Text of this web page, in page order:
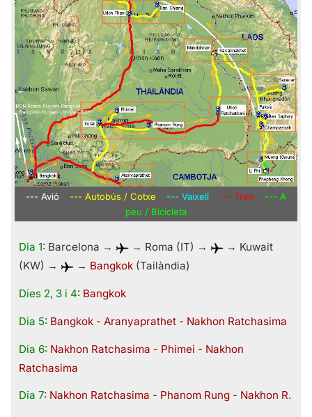
--- Avió --- Autobús / Cotxe --- Vaixell --- Tren
--- A
peu / Bicicleta
Dia 1: Barcelona → → Roma (IT) →
→ Kuwait
(KW) →
→ Bangkok (Tailàndia)
Dies 2, 3 i 4: Bangkok
Dia 5: Bangkok - Aranyaprathet - Nakhon Ratchasima
Dia 6: Nakhon Ratchasima - Phimei - Nakhon
Ratchasima
Dia 7: Nakhon Ratchasima - Phanom Rung - Nakhon R.